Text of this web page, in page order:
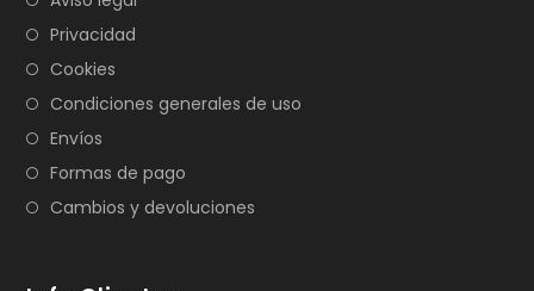
Privacidad
Cookies
Condiciones generales de uso
Envíos
Formas de pago
Cambios y devoluciones